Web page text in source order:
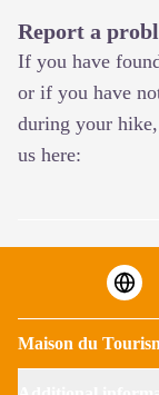
Report a
If you have
or if you have
during your
us here:
Maison du